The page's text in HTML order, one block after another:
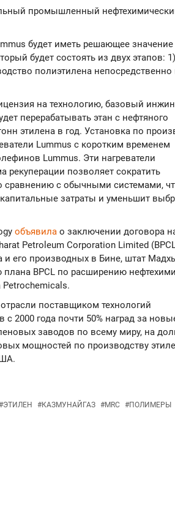
промышленный
будет иметь решающее значение
будет состоять из двух этапов: 1)
полиэтилена непосредственно
на технологию, базовый
перерабатывать этан с нефтяного
этилена в год. Установка по
Lummus с коротким временем
Lummus. Эти нагреватели
рекуперации позволяет сократить
сравнению с обычными системами,
затраты и уменьшит
объявила о заключении договора
Petroleum Corporation Limited
и его производных в Бине, штат
BPCL по расширению
поставщиком технологий
2000 года почти 50% наград за
заводов по всему миру, на
мощностей по производству
ЭТИЛЕН #КАЗМУНАЙГАЗ #MRC #ПОЛИМЕРЫ